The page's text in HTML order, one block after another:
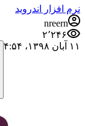
نرم افزار اندروید
nreern
۲٬۲۴۶
۱۱ آبان ۱۳۹۸،‏ ۴:۵۴